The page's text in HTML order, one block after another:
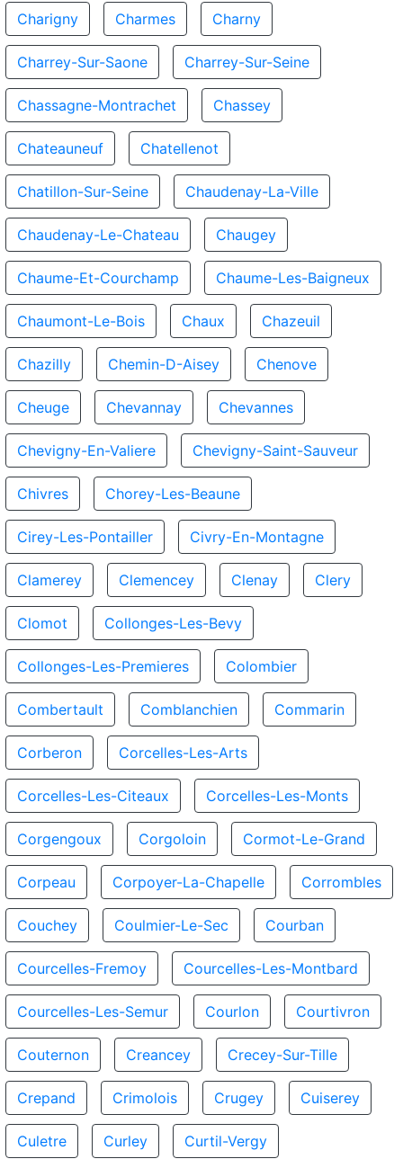
Charigny Charmes Charny
Charrey-Sur-Saone Charrey-Sur-Seine
Chassagne-Montrachet Chassey
Chateauneuf Chatellenot
Chatillon-Sur-Seine Chaudenay-La-Ville
Chaudenay-Le-Chateau Chaugey
Chaume-Et-Courchamp Chaume-Les-Baigneux
Chaumont-Le-Bois Chaux Chazeuil
Chazilly Chemin-D-Aisey Chenove
Cheuge Chevannay Chevannes
Chevigny-En-Valiere Chevigny-Saint-Sauveur
Chivres Chorey-Les-Beaune
Cirey-Les-Pontailler Civry-En-Montagne
Clamerey Clemencey Clenay Clery
Clomot Collonges-Les-Bevy
Collonges-Les-Premieres Colombier
Combertault Comblanchien Commarin
Corberon Corcelles-Les-Arts
Corcelles-Les-Citeaux Corcelles-Les-Monts
Corgengoux Corgoloin Cormot-Le-Grand
Corpeau Corpoyer-La-Chapelle Corrombles
Couchey Coulmier-Le-Sec Courban
Courcelles-Fremoy Courcelles-Les-Montbard
Courcelles-Les-Semur Courlon Courtivron
Couternon Creancey Crecey-Sur-Tille
Crepand Crimolois Crugey Cuiserey
Culetre Curley Curtil-Vergy